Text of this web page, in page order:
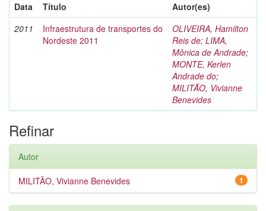
Data
Título
Autor(es)
2011
Infraestrutura de transportes do
Nordeste 2011
OLIVEIRA, Hamilton
Reis de; LIMA,
Mônica de Andrade;
MONTE, Kerlen
Andrade do;
MILITÃO, Vivianne
Benevides
Refinar
Autor
1
MILITÃO, Vivianne Benevides